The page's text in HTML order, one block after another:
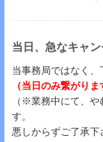
当日、急なキャ
当事務局ではなく、
（当日のみ繋がり
（※業務中にて、
す。
悪しからずご了承下